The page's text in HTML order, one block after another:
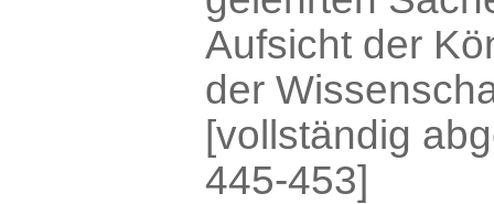
Aufsicht der
der
[vollständig
445-453]